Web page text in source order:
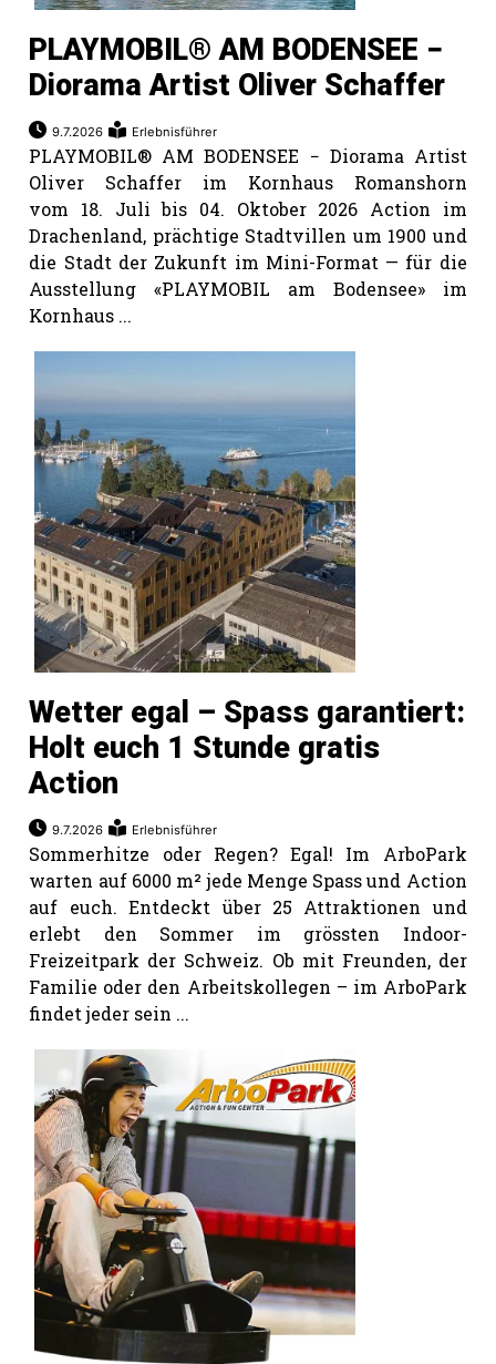
PLAYMOBIL® AM BODENSEE −
Diorama Artist Oliver Schaffer
9.7.2026 Erlebnisführer
PLAYMOBIL® AM BODENSEE − Diorama Artist
Oliver Schaffer im Kornhaus Romanshorn
vom 18. Juli bis 04. Oktober 2026 Action im
Drachenland, prächtige Stadtvillen um 1900 und
die Stadt der Zukunft im Mini-Format — für die
Ausstellung «PLAYMOBIL am Bodensee» im
Kornhaus ...
Wetter egal – Spass garantiert:
Holt euch 1 Stunde gratis
Action
9.7.2026 Erlebnisführer
Sommerhitze oder Regen? Egal! Im ArboPark
warten auf 6000 m² jede Menge Spass und Action
auf euch. Entdeckt über 25 Attraktionen und
erlebt den Sommer im grössten Indoor-
Freizeitpark der Schweiz. Ob mit Freunden, der
Familie oder den Arbeitskollegen – im ArboPark
findet jeder sein ...